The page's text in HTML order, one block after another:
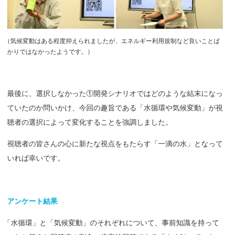
（気候変動はある程度抑えられましたが、エネルギー利用規制など良いことば
かりではなかったようです。）
最後に、選択しなかった①開発シナリオではどのような結末になっ
ていたのか問いかけ、今回の趣旨である「水循環や気候変動」が視
聴者の選択によって変化することを強調しました。
視聴者の皆さんの心に新たな視点をもたらす「一滴の水」となって
いれば幸いです。
アンケート結果
「水循環」と「気候変動」のそれぞれについて、事前知識を持って